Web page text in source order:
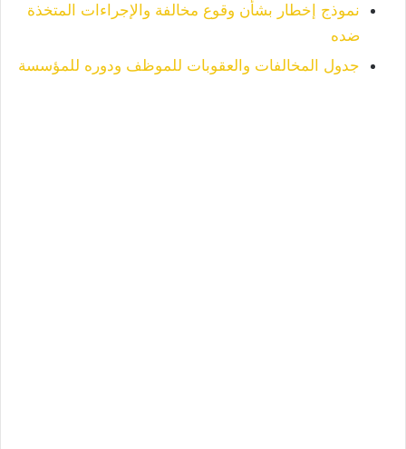
نموذج إخطار بشأن وقوع مخالفة والإجراءات المتخذة
ضده
جدول المخالفات والعقوبات للموظف ودوره للمؤسسة